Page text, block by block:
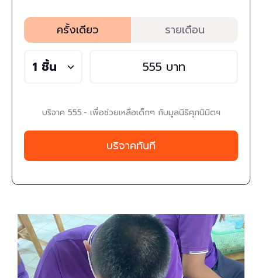
ครั้งเดียว รายเดือน
บริจาค 555.- เพื่อช่วยเหลือเด็กๆ กับมูลนิธิศุภนิมิตฯ
บริจาคทันที